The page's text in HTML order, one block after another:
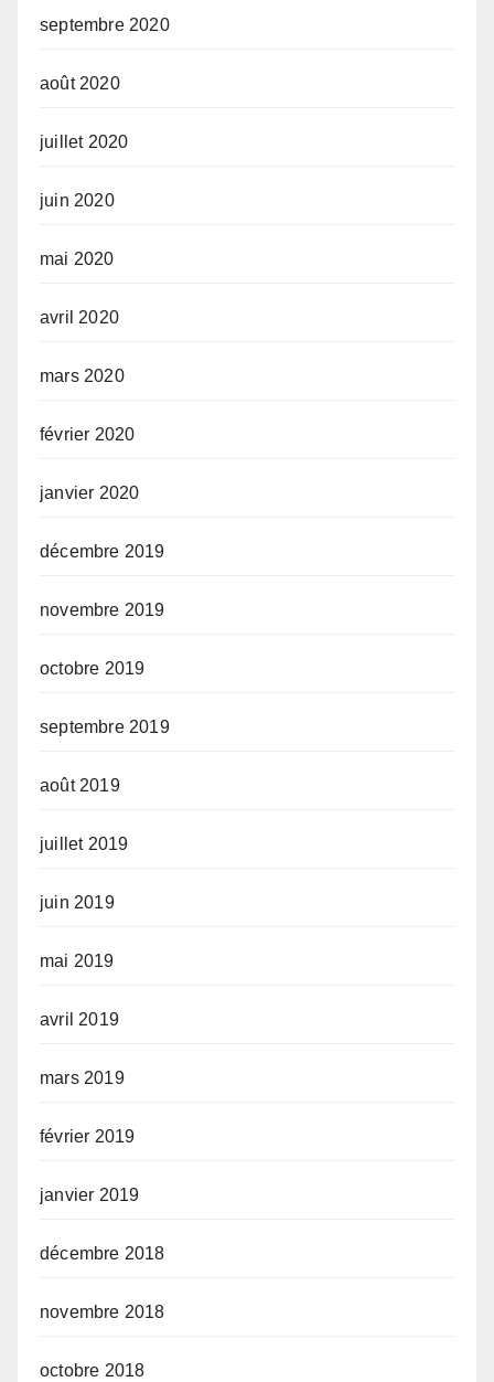
septembre 2020
août 2020
juillet 2020
juin 2020
mai 2020
avril 2020
mars 2020
février 2020
janvier 2020
décembre 2019
novembre 2019
octobre 2019
septembre 2019
août 2019
juillet 2019
juin 2019
mai 2019
avril 2019
mars 2019
février 2019
janvier 2019
décembre 2018
novembre 2018
octobre 2018